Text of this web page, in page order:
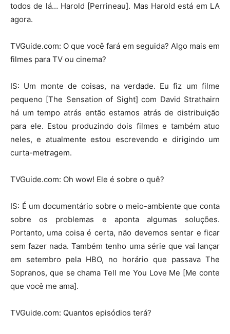
todos de lá… Harold [Perrineau]. Mas Harold está em LA
agora.
TVGuide.com: O que você fará em seguida? Algo mais em
filmes para TV ou cinema?
IS: Um monte de coisas, na verdade. Eu fiz um filme
pequeno [The Sensation of Sight] com David Strathairn
há um tempo atrás então estamos atrás de distribuição
para ele. Estou produzindo dois filmes e também atuo
neles, e atualmente estou escrevendo e dirigindo um
curta-metragem.
TVGuide.com: Oh wow! Ele é sobre o quê?
IS: É um documentário sobre o meio-ambiente que conta
sobre os problemas e aponta algumas soluções.
Portanto, uma coisa é certa, não devemos sentar e ficar
sem fazer nada. Também tenho uma série que vai lançar
em setembro pela HBO, no horário que passava The
Sopranos, que se chama Tell me You Love Me [Me conte
que você me ama].
TVGuide.com: Quantos episódios terá?